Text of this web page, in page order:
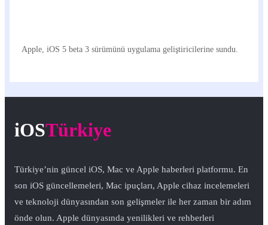
Apple, iOS 5 beta 3 sürümünü uygulama geliştiricilerine sundu.
iOSTürkiye
Türkiye’nin güncel iOS, Mac ve Apple haberleri platformu. En
son iOS güncellemeleri, Mac ipuçları, Apple cihaz incelemeleri
ve teknoloji dünyasından son gelişmeler ile her zaman bir adım
önde olun. Apple dünyasında yenilikleri ve rehberleri